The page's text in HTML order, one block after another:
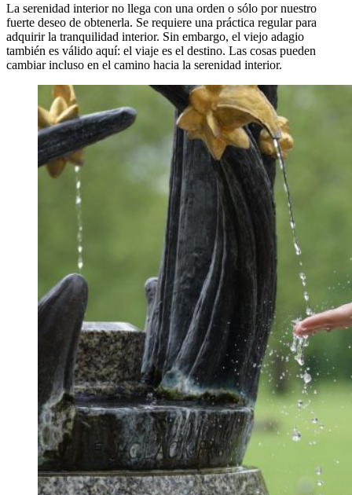
La serenidad interior no llega con una orden o sólo por nuestro
fuerte deseo de obtenerla. Se requiere una práctica regular para
adquirir la tranquilidad interior. Sin embargo, el viejo adagio
también es válido aquí: el viaje es el destino. Las cosas pueden
cambiar incluso en el camino hacia la serenidad interior.